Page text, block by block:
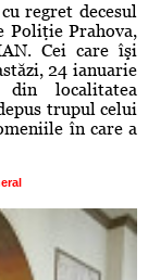
regret decesul
Poliţie Prahova,
Cei care îşi
24 ianuarie
localitatea
trupul celui
în care a